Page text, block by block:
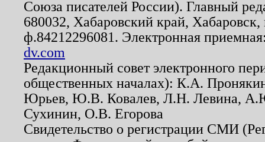
Союза писателей России). Главный
680032, Хабаровский край,
ф.84212296081. Электронная
dv.com
Редакционный совет электронного
общественных началах): К.А.
Юрьев, Ю.В. Ковалев, Л.Н. Левина,
Сухинин, О.В. Егорова
Свидетельство о регистрации СМИ